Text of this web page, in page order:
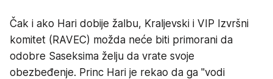
Čak i ako Hari dobije žalbu, Kraljevski i VIP Izvršni
komitet (RAVEC) možda neće biti primorani da
odobre Saseksima želju da vrate svoje
obezbeđenje. Princ Hari je rekao da ga "vodi